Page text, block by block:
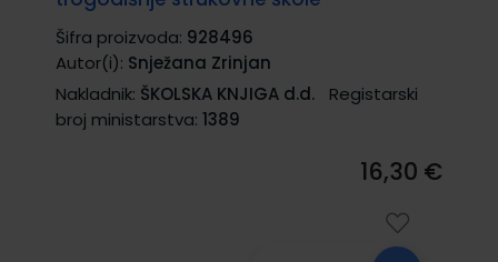
Šifra proizvoda: 928496
Autor(i): Snježana Zrinjan
Nakladnik: ŠKOLSKA KNJIGA d.d.
Registarski
broj ministarstva: 1389
16,30 €